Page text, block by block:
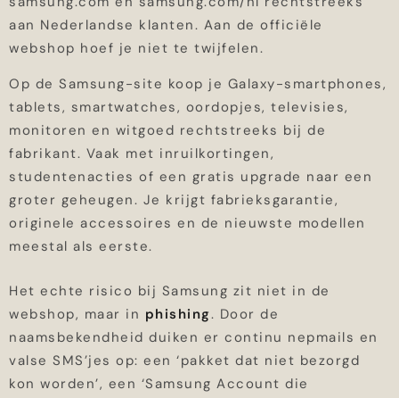
aan Nederlandse klanten. Aan de officiële
webshop hoef je niet te twijfelen.
Op de Samsung-site koop je Galaxy-smartphones,
tablets, smartwatches, oordopjes, televisies,
monitoren en witgoed rechtstreeks bij de
fabrikant. Vaak met inruilkortingen,
studentenacties of een gratis upgrade naar een
groter geheugen. Je krijgt fabrieksgarantie,
originele accessoires en de nieuwste modellen
meestal als eerste.
Het echte risico bij Samsung zit niet in de
webshop, maar in phishing. Door de
naamsbekendheid duiken er continu nepmails en
valse SMS’jes op: een ‘pakket dat niet bezorgd
kon worden’, een ‘Samsung Account die